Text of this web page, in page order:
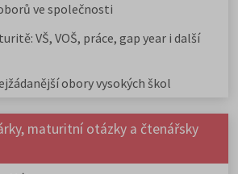
ve společnosti
VŠ, VOŠ, práce, gap year i další
obory vysokých škol
maturitní otázky a čtenářsky